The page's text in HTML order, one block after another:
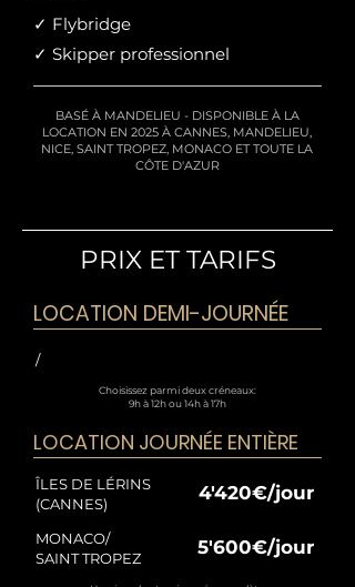
✓ Flybridge
✓ Skipper professionnel
BASÉ À MANDELIEU - DISPONIBLE À LA
LOCATION EN 2025 À CANNES, MANDELIEU,
NICE, SAINT TROPEZ, MONACO ET TOUTE LA
CÔTE D'AZUR
PRIX ET TARIFS
LOCATION DEMI-JOURNÉE
/
Choisissez parmi deux créneaux:
9h à 12h ou 14h à 17h
LOCATION JOURNÉE ENTIÈRE
ÎLES DE LÉRINS
(CANNES)
4'420€/jour
5'600€/jour
MONACO/
SAINT TROPEZ